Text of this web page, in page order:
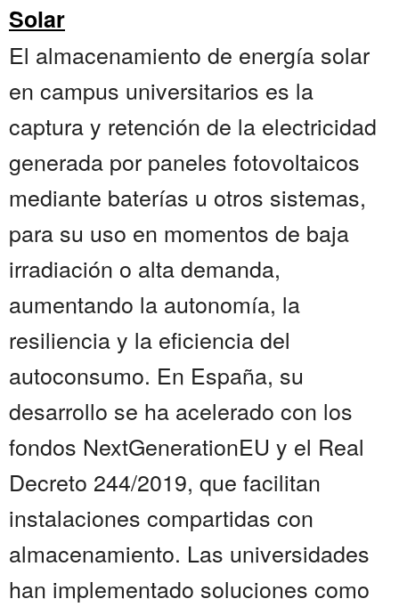
Solar
El almacenamiento de energía solar
en campus universitarios es la
captura y retención de la electricidad
generada por paneles fotovoltaicos
mediante baterías u otros sistemas,
para su uso en momentos de baja
irradiación o alta demanda,
aumentando la autonomía, la
resiliencia y la eficiencia del
autoconsumo. En España, su
desarrollo se ha acelerado con los
fondos NextGenerationEU y el Real
Decreto 244/2019, que facilitan
instalaciones compartidas con
almacenamiento. Las universidades
han implementado soluciones como